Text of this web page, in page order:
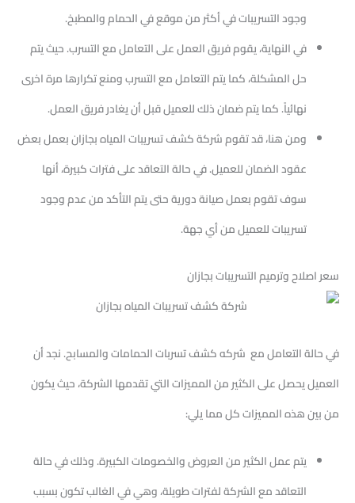
وجود التسريبات في أكثر من موقع في الحمام والمطبخ.
في النهاية، يقوم فريق العمل على التعامل مع التسرب. حيث يتم
حل المشكلة، كما يتم التعامل مع التسرب ومنع تكرارها مرة اخرى
نهائياً. كما يتم ضمان ذلك للعميل قبل أن يغادر فريق العمل.
ومن هنا، قد تقوم شركة كشف تسريبات المياه بجازان بعمل بعض
عقود الضمان للعميل. في حالة التعاقد على فترات كبيرة، أنها
سوف تقوم بعمل صيانة دورية حتى يتم التأكد من عدم وجود
تسريبات للعميل من أي جهة.
سعر اصلاح وترميم التسريبات بجازان
في حالة التعامل مع شركه كشف تسربات الحمامات والمسابح. نجد أن
العميل يحصل على الكثير من المميزات التي تقدمها الشركة، حيث يكون
من بين هذه المميزات كل مما يلي:
يتم عمل الكثير من العروض والخصومات الكبيرة. وذلك في حالة
التعاقد مع الشركة لفترات طويلة، وهي في الغالب تكون بسبب